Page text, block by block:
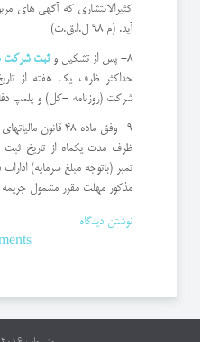
كثیرالانتشاری كه آگهی های
آید. (م ٩٨ ل.ا.ق.ت)
٨- پس از تشكیل و ثبت شركت
حداكثر ظرف یك هفته از
شركت (روزنامه -كل) و پلمپ
٩- وفق ماده ٤٨
ظرف مدت یكماه از تاریخ
تمبر (باتوجه مبلغ سرمایه) ادارات
مذكور مهلت مقرر مشمول جریمه
نوشتن دیدگاه